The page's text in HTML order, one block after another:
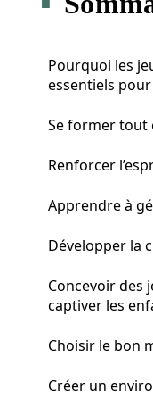
Pourquoi les
essentiels
Se former tout
Renforcer
Apprendre à
Développer la
Concevoir des
captiver les
Choisir le bon
Créer un